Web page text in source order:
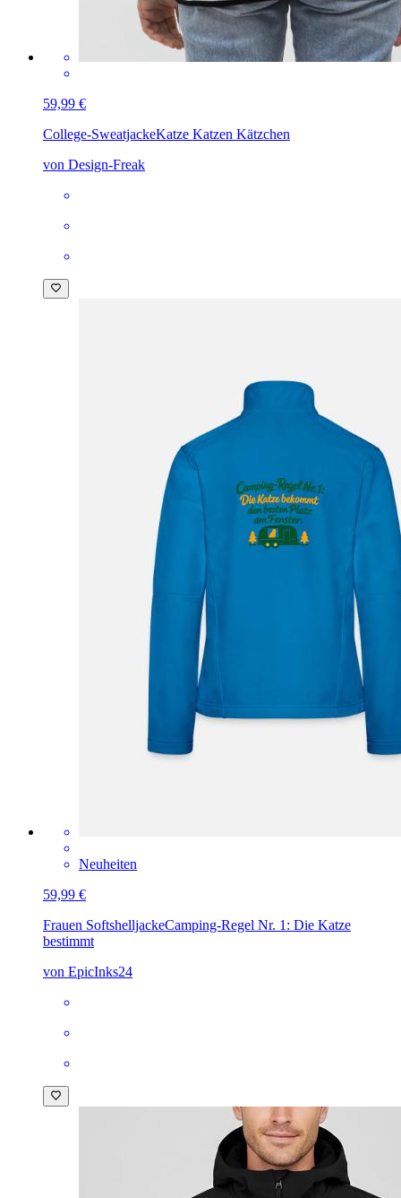
59,99 €
College-SweatjackeKatze Katzen Kätzchen
von Design-Freak
Neuheiten
59,99 €
Frauen SoftshelljackeCamping-Regel Nr. 1: Die Katze
bestimmt
von EpicInks24